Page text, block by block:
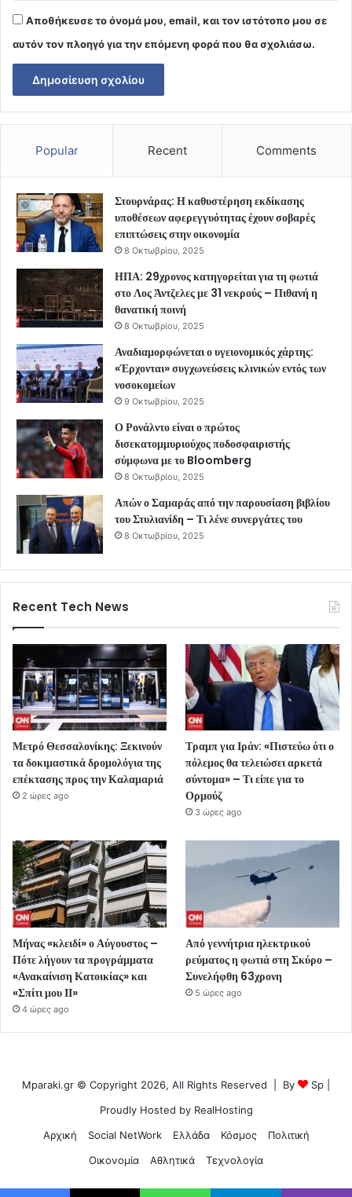
Αποθήκευσε το όνομά μου, email, και τον ιστότοπο μου σε
αυτόν τον πλοηγό για την επόμενη φορά που θα σχολιάσω.
Popular Recent Comments
Στουρνάρας: Η καθυστέρηση εκδίκασης
υποθέσεων αφερεγγυότητας έχουν σοβαρές
επιπτώσεις στην οικονομία
8 Οκτωβρίου, 2025
ΗΠΑ: 29χρονος κατηγορείται για τη φωτιά
στο Λος Άντζελες με 31 νεκρούς – Πιθανή η
θανατική ποινή
8 Οκτωβρίου, 2025
Αναδιαμορφώνεται ο υγειονομικός χάρτης:
«Έρχονται» συγχωνεύσεις κλινικών εντός των
νοσοκομείων
9 Οκτωβρίου, 2025
Ο Ρονάλντο είναι ο πρώτος
δισεκατομμυριούχος ποδοσφαιριστής
σύμφωνα με το Bloomberg
8 Οκτωβρίου, 2025
Απών ο Σαμαράς από την παρουσίαση βιβλίου
του Στυλιανίδη – Τι λένε συνεργάτες του
8 Οκτωβρίου, 2025
Recent Tech News
Μετρό Θεσσαλονίκης: Ξεκινούν
τα δοκιμαστικά δρομολόγια της
επέκτασης προς την Καλαμαριά
2 ώρες ago
Τραμπ για Ιράν: «Πιστεύω ότι ο
πόλεμος θα τελειώσει αρκετά
σύντομα» – Τι είπε για το
Ορμούζ
3 ώρες ago
Μήνας «κλειδί» ο Αύγουστος –
Πότε λήγουν τα προγράμματα
«Ανακαίνιση Κατοικίας» και
«Σπίτι μου ΙΙ»
4 ώρες ago
Από γεννήτρια ηλεκτρικού
ρεύματος η φωτιά στη Σκύρο –
Συνελήφθη 63χρονη
5 ώρες ago
Mparaki.gr © Copyright 2026, All Rights Reserved | By Sp
Proudly Hosted by RealHosting
Αρχική
Social NetWork Ελλάδα Κόσμος
Πολιτική
Οικονομία
Αθλητικά Τεχνολογία